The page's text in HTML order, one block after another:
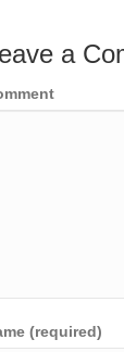
a
(required)